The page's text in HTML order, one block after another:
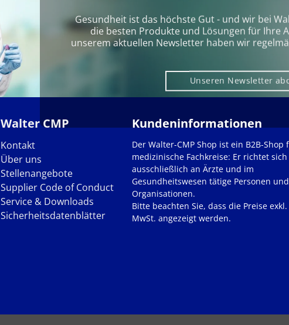
Gesundheit ist das höchste Gut - und wir bei
die besten Produkte und Lösungen für Ihre
unserem aktuellen Newsletter haben wir
Unseren Newsletter
Walter CMP
Kontakt
Über uns
Stellenangebote
Supplier Code of Conduct
Service & Downloads
Sicherheitsdatenblätter
Kundeninformationen
Der Walter-CMP Shop ist ein B2B-Shop
medizinische Fachkreise: Er richtet sich
ausschließlich an Ärzte und im
Gesundheitswesen tätige Personen und
Organisationen.
Bitte beachten Sie, dass die Preise exkl.
MwSt. angezeigt werden.